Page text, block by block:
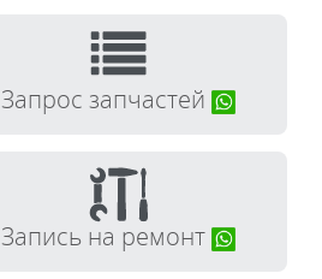
Запрос запчастей
Запись на ремонт